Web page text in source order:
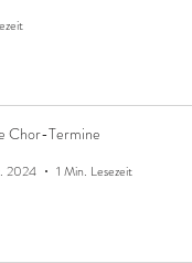
Chor-Termine
2024 1 Min. Lesezeit